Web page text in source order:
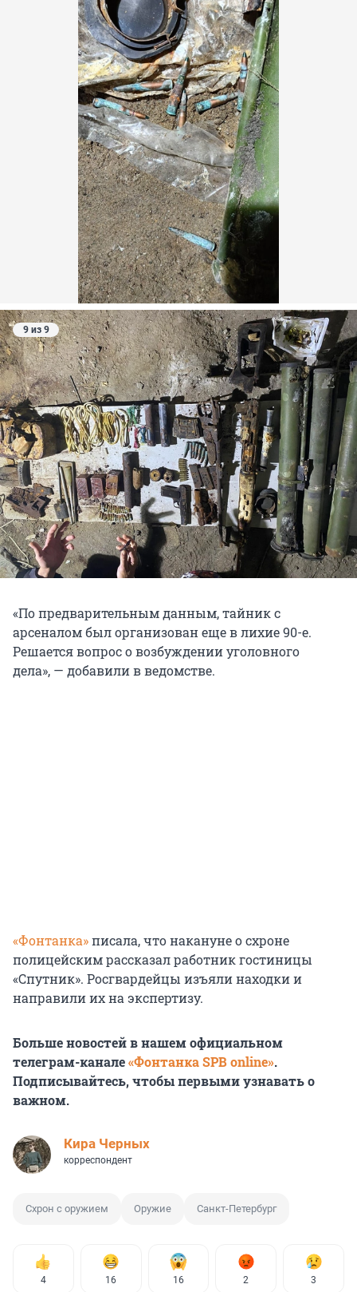
9 из 9
«По предварительным данным, тайник с
арсеналом был организован еще в лихие 90-е.
Решается вопрос о возбуждении уголовного
дела», — добавили в ведомстве.
«Фонтанка»писала, что накануне о схроне
полицейским рассказал работник гостиницы
«Спутник». Росгвардейцы изъяли находки и
направили их на экспертизу.
Больше новостей в нашем официальном
телеграм-канале«Фонтанка SPB online».
Подписывайтесь, чтобы первыми узнавать о
важном.
Кира Черных
корреспондент
Схрон с оружием Оружие Санкт-Петербург
4 16 16 2 3